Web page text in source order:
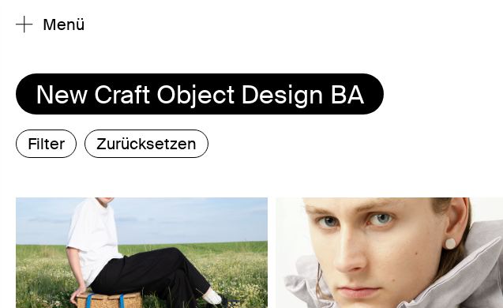
Menü
New Craft Object Design BA
Filter Zurücksetzen